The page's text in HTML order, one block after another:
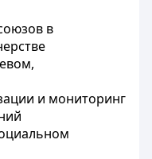
в
и мониторинг